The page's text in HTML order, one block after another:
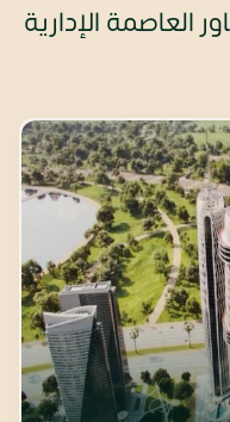
العاصمة الإدارية